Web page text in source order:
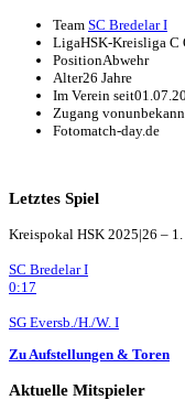
Team SC Bredelar I
LigaHSK-Kreisliga C
PositionAbwehr
Alter26 Jahre
Im Verein seit
Zugang von
Fotomatch-day.de
Letztes Spiel
Kreispokal HSK 2025|26 –
SC Bredelar I
0:17
SG Eversb./H./W. I
Zu Aufstellungen & Toren
Aktuelle Mitspieler